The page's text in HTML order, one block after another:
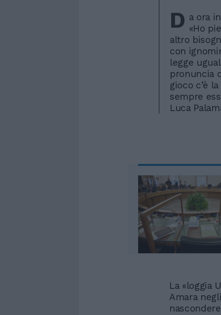
D a ora
«Ho
altro
con
legge
pronuncia
gioco c’è
sempre
Luca
La «loggia
Amara